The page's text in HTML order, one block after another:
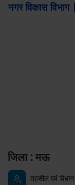
नगर विकास विभाग
जिला : मऊ
तहसील एवं